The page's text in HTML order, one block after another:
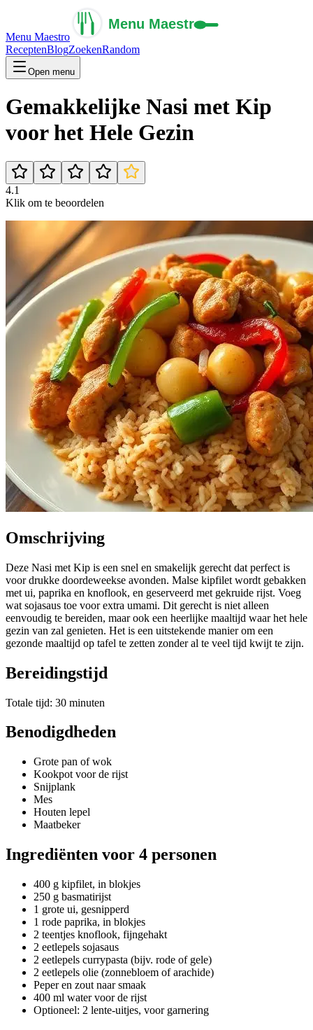
Menu Maestro
ReceptenBlogZoekenRandom
Open menu
Gemakkelijke Nasi met Kip
voor het Hele Gezin
4.1
Klik om te beoordelen
Omschrijving
Deze Nasi met Kip is een snel en smakelijk gerecht dat perfect is
voor drukke doordeweekse avonden. Malse kipfilet wordt gebakken
met ui, paprika en knoflook, en geserveerd met gekruide rijst. Voeg
wat sojasaus toe voor extra umami. Dit gerecht is niet alleen
eenvoudig te bereiden, maar ook een heerlijke maaltijd waar het hele
gezin van zal genieten. Het is een uitstekende manier om een
gezonde maaltijd op tafel te zetten zonder al te veel tijd kwijt te zijn.
Bereidingstijd
Totale tijd: 30 minuten
Benodigdheden
Grote pan of wok
Kookpot voor de rijst
Snijplank
Mes
Houten lepel
Maatbeker
Ingrediënten voor 4 personen
400 g kipfilet, in blokjes
250 g basmatirijst
1 grote ui, gesnipperd
1 rode paprika, in blokjes
2 teentjes knoflook, fijngehakt
2 eetlepels sojasaus
2 eetlepels currypasta (bijv. rode of gele)
2 eetlepels olie (zonnebloem of arachide)
Peper en zout naar smaak
400 ml water voor de rijst
Optioneel: 2 lente-uitjes, voor garnering